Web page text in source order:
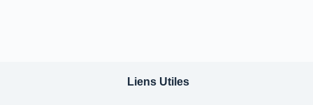
Liens Utiles